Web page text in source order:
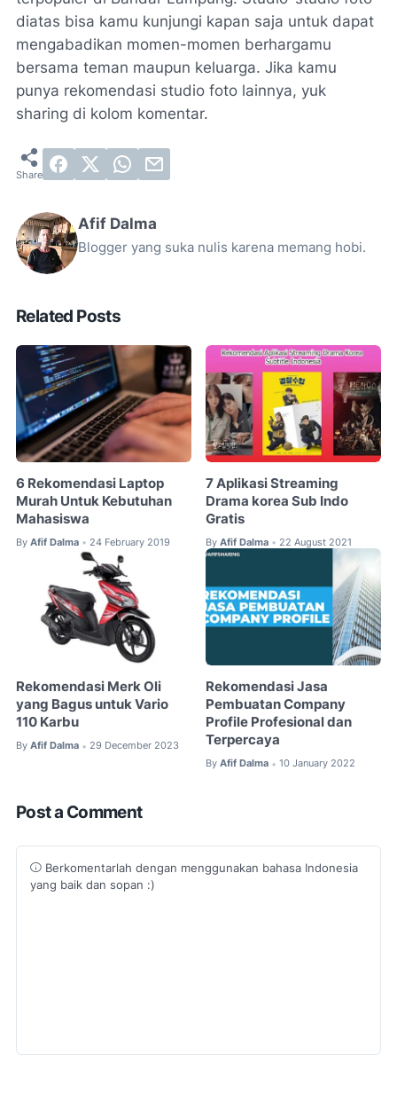
diatas bisa kamu kunjungi kapan saja untuk dapat
mengabadikan momen-momen berhargamu
bersama teman maupun keluarga. Jika kamu
punya rekomendasi studio foto lainnya, yuk
sharing di kolom komentar.
Afif Dalma
Blogger yang suka nulis karena memang hobi.
Related Posts
6 Rekomendasi Laptop
Murah Untuk Kebutuhan
Mahasiswa
By Afif Dalma • 24 February 2019
7 Aplikasi Streaming
Drama korea Sub Indo
Gratis
By Afif Dalma • 22 August 2021
Rekomendasi Merk Oli
yang Bagus untuk Vario
110 Karbu
By Afif Dalma • 29 December 2023
Rekomendasi Jasa
Pembuatan Company
Profile Profesional dan
Terpercaya
By Afif Dalma • 10 January 2022
Post a Comment
Berkomentarlah dengan menggunakan bahasa Indonesia
yang baik dan sopan :)